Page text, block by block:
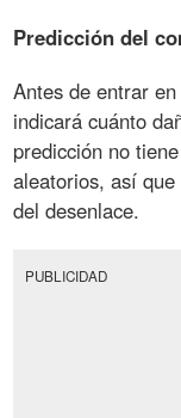
Predicción del
Antes de entrar
indicará cuánto
predicción no
aleatorios, así
del desenlace.
PUBLICIDAD